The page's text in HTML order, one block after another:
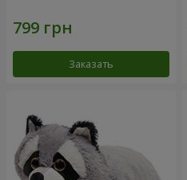
Заказать